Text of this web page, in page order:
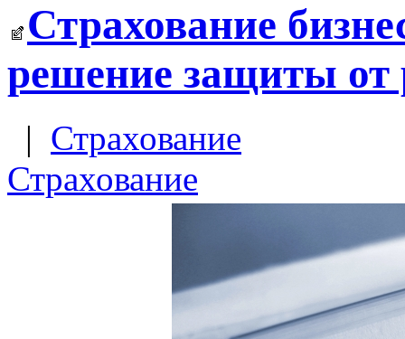
Страхование
решение защиты от
| Страхование
Страхование